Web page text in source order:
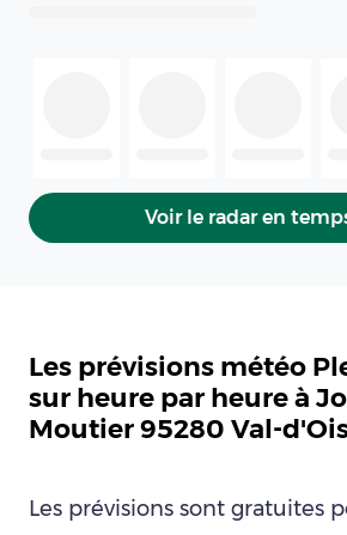
Voir le radar en
Les prévisions météo
sur heure par heure à
Moutier 95280 Val-
Les prévisions sont gratuites